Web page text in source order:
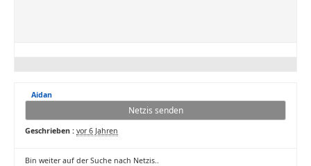
Aidan
Netzis senden
Geschrieben : vor 6 Jahren
Bin weiter auf der Suche nach Netzis..